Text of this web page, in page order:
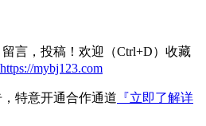
言，投稿！欢迎（Ctrl+D）收藏
https://mybj123.com
特意开通合作通道 『立即了解详